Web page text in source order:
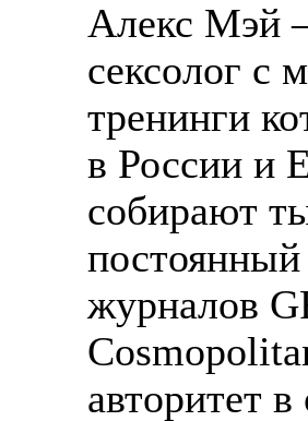
Алекс Мэй
сексолог с
тренинги
в России и
собирают
постоянный
журналов
авторитет в